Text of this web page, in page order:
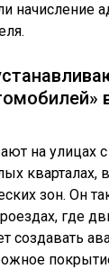
начисление
на улицах
кварталах,
зон. Он
где
создавать